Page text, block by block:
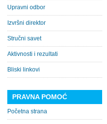
Upravni odbor
Izvršni direktor
Stručni savet
Aktivnosti i rezultati
Bliski linkovi
PRAVNA POMOĆ
Početna strana